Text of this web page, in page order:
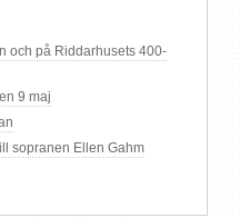
och på Riddarhusets 400-
9 maj
sopranen Ellen Gahm